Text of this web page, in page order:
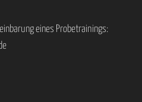
eines Probetrainings: